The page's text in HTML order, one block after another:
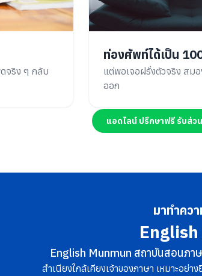
จริง ๆ กลับ
ท่องศัพท์ได้เป็น
แต่พอเจอฝรั่งตัวจริง สมอ
ออก
แอดไลน์ ปรึกษาฟรี รับส่ว
มาทำคว
English Munmun สถาบันสอนภา
สำเนียงใกล้เคียงเจ้าของภาษา เหมาะอย่